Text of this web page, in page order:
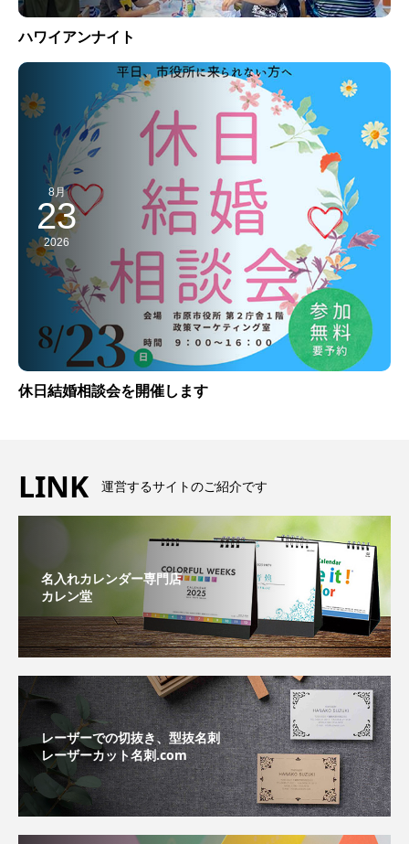
ハワイアンナイト
8月
23
2026
休日結婚相談会を開催します
LINK 運営するサイトのご紹介です
名入れカレンダー専門店
カレン堂
レーザーでの切抜き、型抜名刺
レーザーカット名刺.com